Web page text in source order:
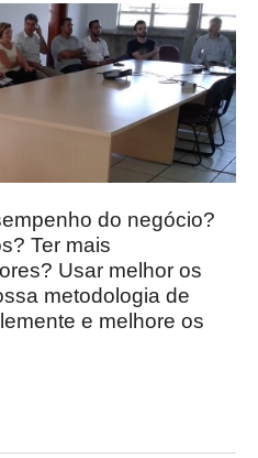
do negócio?
Ter mais
Usar melhor os
metodologia de
e melhore os